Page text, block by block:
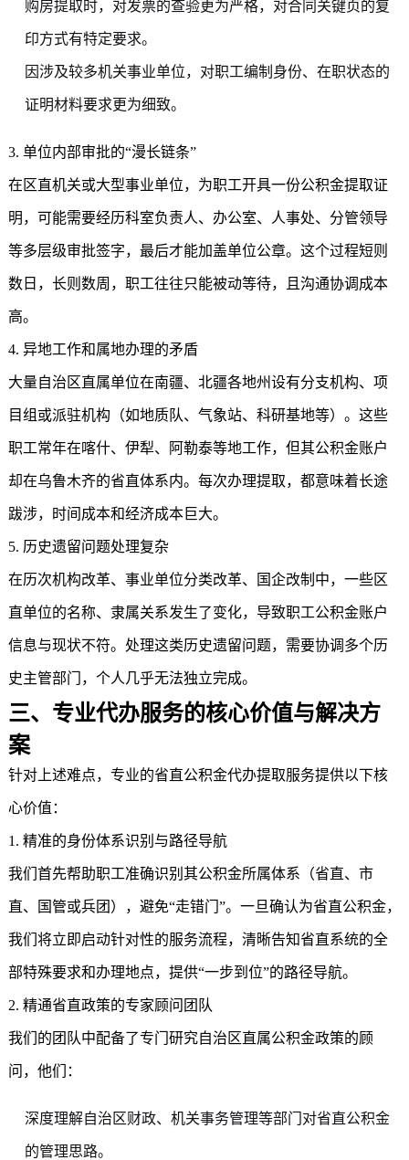
购房提取时，对发票的查验更为严格，对合同关键页的复
印方式有特定要求。
因涉及较多机关事业单位，对职工编制身份、在职状态的
证明材料要求更为细致。
3. 单位内部审批的“漫长链条”
在区直机关或大型事业单位，为职工开具一份公积金提取证
明，可能需要经历科室负责人、办公室、人事处、分管领导
等多层级审批签字，最后才能加盖单位公章。这个过程短则
数日，长则数周，职工往往只能被动等待，且沟通协调成本
高。
4. 异地工作和属地办理的矛盾
大量自治区直属单位在南疆、北疆各地州设有分支机构、项
目组或派驻机构（如地质队、气象站、科研基地等）。这些
职工常年在喀什、伊犁、阿勒泰等地工作，但其公积金账户
却在乌鲁木齐的省直体系内。每次办理提取，都意味着长途
跋涉，时间成本和经济成本巨大。
5. 历史遗留问题处理复杂
在历次机构改革、事业单位分类改革、国企改制中，一些区
直单位的名称、隶属关系发生了变化，导致职工公积金账户
信息与现状不符。处理这类历史遗留问题，需要协调多个历
史主管部门，个人几乎无法独立完成。
三、专业代办服务的核心价值与解决方
案
针对上述难点，专业的省直公积金代办提取服务提供以下核
心价值：
1. 精准的身份体系识别与路径导航
我们首先帮助职工准确识别其公积金所属体系（省直、市
直、国管或兵团），避免“走错门”。一旦确认为省直公积金，
我们将立即启动针对性的服务流程，清晰告知省直系统的全
部特殊要求和办理地点，提供“一步到位”的路径导航。
2. 精通省直政策的专家顾问团队
我们的团队中配备了专门研究自治区直属公积金政策的顾
问，他们：
深度理解自治区财政、机关事务管理等部门对省直公积金
的管理思路。